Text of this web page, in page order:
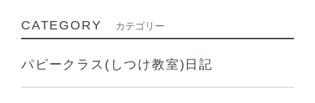
CATEGORY カテゴリー
パピークラス(しつけ教室)日記